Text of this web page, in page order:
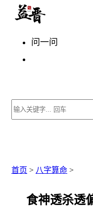
问一问
首页 > 八字算命 >
食神透杀透